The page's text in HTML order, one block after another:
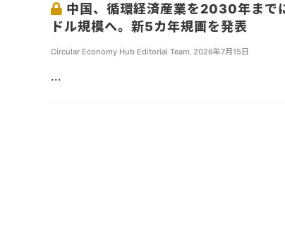
中国、循環経済産業を2030年まで
ドル規模へ。新5カ年規画を発表
Circular Economy Hub Editorial Team 2026年7月15日
...